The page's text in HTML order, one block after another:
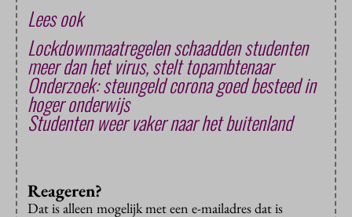
Lees ook
Lockdownmaatregelen schaadden studenten
meer dan het virus, stelt topambtenaar
Onderzoek: steungeld corona goed besteed in
hoger onderwijs
Studenten weer vaker naar het buitenland
Reageren?
Dat is alleen mogelijk met een e-mailadres dat is